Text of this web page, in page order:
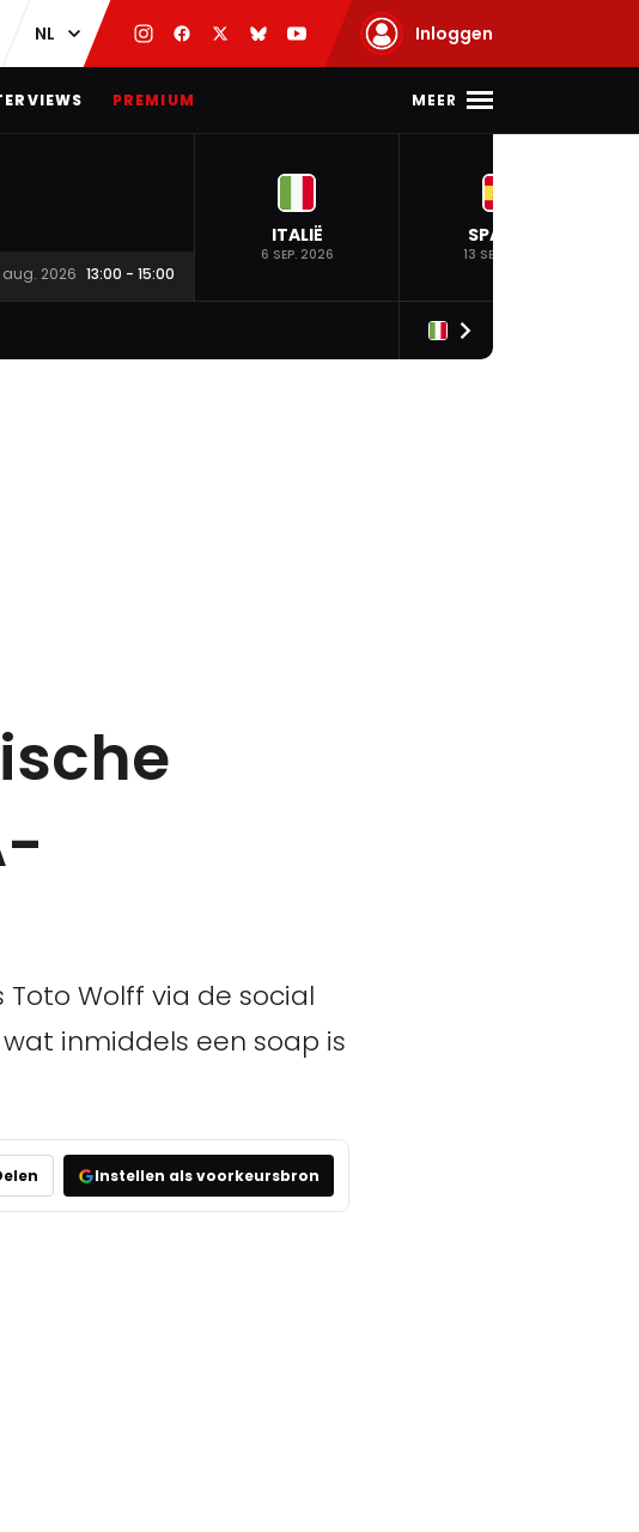
Inloggen
PREMIUM MEER
aug. 2026 13:00 - 15:00
ITALIË
6 SEP. 2026
SPANJE
13 SEP. 2026
Wolff via de social
inmiddels een soap is
Instellen als voorkeursbron